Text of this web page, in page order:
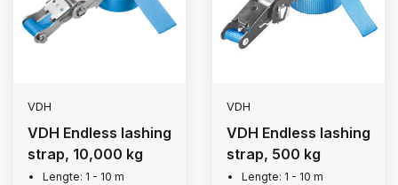
VDH
VDH Endless lashing
strap, 10,000 kg
Lengte: 1 - 10 m
VDH
VDH Endless lashing
strap, 500 kg
Lengte: 1 - 10 m